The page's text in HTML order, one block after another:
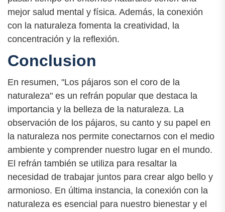
mejor salud mental y física. Además, la conexión
con la naturaleza fomenta la creatividad, la
concentración y la reflexión.
Conclusion
En resumen, "Los pájaros son el coro de la
naturaleza" es un refrán popular que destaca la
importancia y la belleza de la naturaleza. La
observación de los pájaros, su canto y su papel en
la naturaleza nos permite conectarnos con el medio
ambiente y comprender nuestro lugar en el mundo.
El refrán también se utiliza para resaltar la
necesidad de trabajar juntos para crear algo bello y
armonioso. En última instancia, la conexión con la
naturaleza es esencial para nuestro bienestar y el